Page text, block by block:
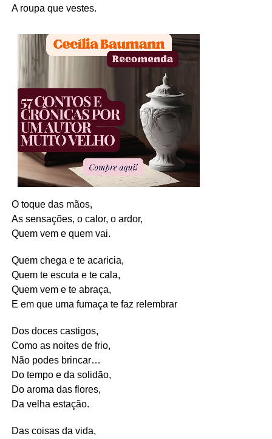
A roupa que vestes.
O toque das mãos,
As sensações, o calor, o ardor,
Quem vem e quem vai.
Quem chega e te acaricia,
Quem te escuta e te cala,
Quem vem e te abraça,
E em que uma fumaça te faz relembrar
Dos doces castigos,
Como as noites de frio,
Não podes brincar…
Do tempo e da solidão,
Do aroma das flores,
Da velha estação.
Das coisas da vida,